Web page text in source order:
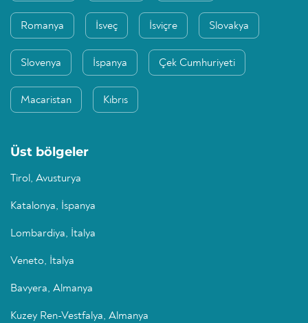
Romanya İsveç İsviçre Slovakya
Slovenya İspanya Çek Cumhuriyeti
Macaristan Kıbrıs
Üst bölgeler
Tirol, Avusturya
Katalonya, İspanya
Lombardiya, İtalya
Veneto, İtalya
Bavyera, Almanya
Kuzey Ren-Vestfalya, Almanya